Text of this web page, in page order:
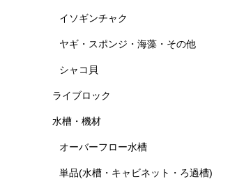
イソギンチャク
ヤギ・スポンジ・海藻・その他
シャコ貝
ライブロック
水槽・機材
オーバーフロー水槽
単品(水槽・キャビネット・ろ過槽)